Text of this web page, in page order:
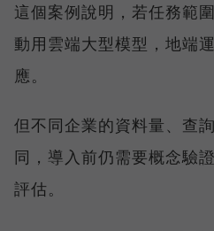
這個案例說明，若任務範
動用雲端大型模型，地端
應。
但不同企業的資料量、查
同，導入前仍需要概念驗
評估。